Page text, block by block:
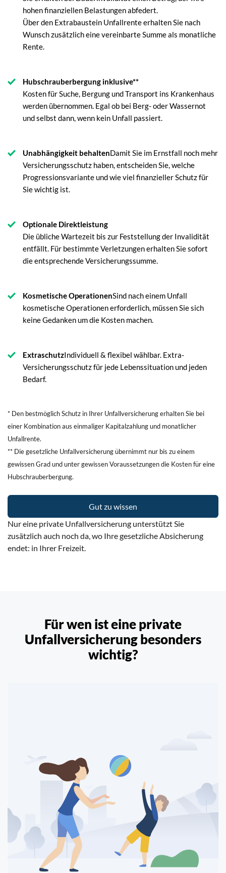
hohen finanziellen Belastungen abfedert.
Über den Extrabaustein Unfallrente erhalten Sie nach
Wunsch zusätzlich eine vereinbarte Summe als monatliche
Rente.
Hubschrauberbergung inklusive**
Kosten für Suche, Bergung und Transport ins Krankenhaus
werden übernommen. Egal ob bei Berg- oder Wassernot
und selbst dann, wenn kein Unfall passiert.
Unabhängigkeit behaltenDamit Sie im Ernstfall noch mehr
Versicherungsschutz haben, entscheiden Sie, welche
Progressionsvariante und wie viel finanzieller Schutz für
Sie wichtig ist.
Optionale Direktleistung
Die übliche Wartezeit bis zur Feststellung der Invalidität
entfällt. Für bestimmte Verletzungen erhalten Sie sofort
die entsprechende Versicherungssumme.
Kosmetische OperationenSind nach einem Unfall
kosmetische Operationen erforderlich, müssen Sie sich
keine Gedanken um die Kosten machen.
ExtraschutzIndividuell & flexibel wählbar. Extra-
Versicherungsschutz für jede Lebenssituation und jeden
Bedarf.
* Den bestmöglich Schutz in Ihrer Unfallversicherung erhalten Sie bei
einer Kombination aus einmaliger Kapitalzahlung und monatlicher
Unfallrente.
** Die gesetzliche Unfallversicherung übernimmt nur bis zu einem
gewissen Grad und unter gewissen Voraussetzungen die Kosten für eine
Hubschrauberbergung.
Gut zu wissen
Nur eine private Unfallversicherung unterstützt Sie
zusätzlich auch noch da,wo Ihre gesetzliche Absicherung
endet: in Ihrer Freizeit.
Für wen ist eine private
Unfallversicherungbesonders
wichtig?